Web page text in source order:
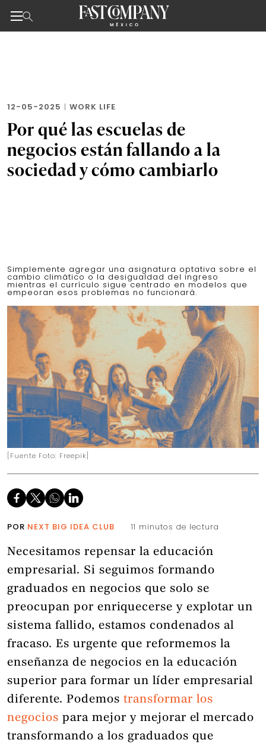
12-05-2025 | WORK LIFE
Por qué las escuelas de
negocios están fallando a la
sociedad y cómo cambiarlo
Simplemente agregar una asignatura optativa sobre el
cambio climático o la desigualdad del ingreso
mientras el currículo sigue centrado en modelos que
empeoran esos problemas no funcionará.
[Fuente Foto: Freepik]
POR NEXT BIG IDEA CLUB 11 minutos de lectura
Necesitamos repensar la educación
empresarial. Si seguimos formando
graduados en negocios que solo se
preocupan por enriquecerse y explotar un
sistema fallido, estamos condenados al
fracaso. Es urgente que reformemos la
enseñanza de negocios en la educación
superior para formar un líder empresarial
diferente. Podemos transformar los
negocios para mejor y mejorar el mercado
transformando a los graduados que